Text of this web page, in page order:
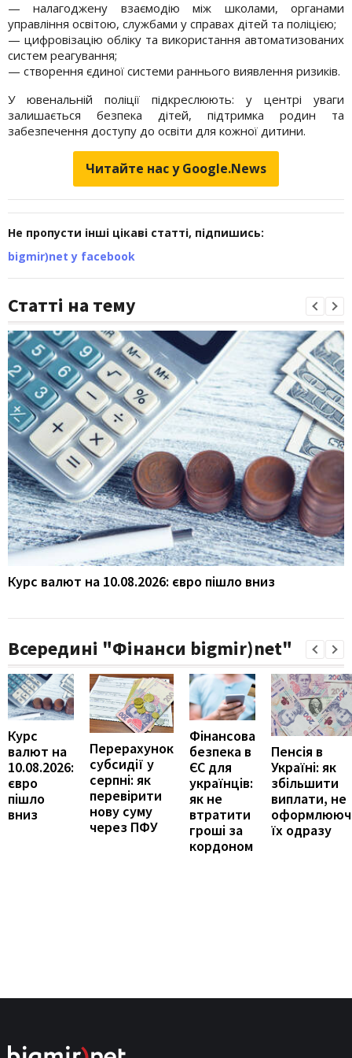
— налагоджену взаємодію між школами, органами
управління освітою, службами у справах дітей та поліцією;
— цифровізацію обліку та використання автоматизованих
систем реагування;
— створення єдиної системи раннього виявлення ризиків.
У ювенальній поліції підкреслюють: у центрі уваги
залишається безпека дітей, підтримка родин та
забезпечення доступу до освіти для кожної дитини.
Читайте нас у Google.News
Не пропусти інші цікаві статті, підпишись:
bigmir)net у facebook
Статті на тему
Курс валют на 10.08.2026: євро пішло вниз
Всередині "Фінанси bigmir)net"
Курс
валют на
10.08.2026:
євро
пішло
вниз
Перерахунок
субсидії у
серпні: як
перевірити
нову суму
через ПФУ
Фінансова
безпека в
ЄС для
українців:
як не
втратити
гроші за
кордоном
Пенсія в
Україні: як
збільшити
виплати, не
їх одразу